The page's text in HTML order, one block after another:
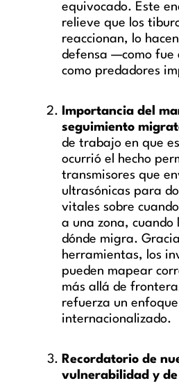
equivocado. Este
relieve que los
reaccionan, lo
defensa —como fue
como predadores
Importancia del
seguimiento
de trabajo en que
ocurrió el hecho
transmisores que
ultrasónicas para
vitales sobre
a una zona,
dónde migra.
herramientas, los
pueden mapear
más allá de
refuerza un
internacionalizado.
Recordatorio de
vulnerabilidad y de